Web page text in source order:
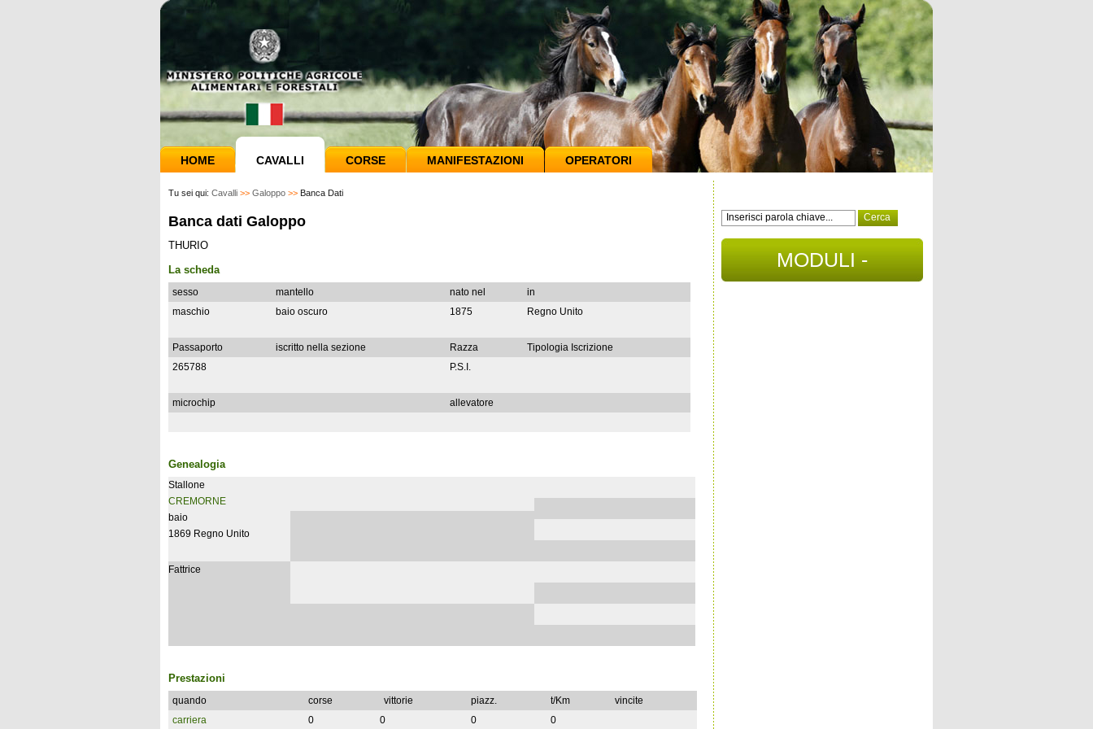
HOME CAVALLI CORSE MANIFESTAZIONI OPERATORI
Tu sei qui: Cavalli >> Galoppo >> Banca Dati
Banca dati Galoppo
THURIO
La scheda
sesso mantello nato nel
in
maschio
baio oscuro 1875 Regno Unito
Passaporto iscritto nella sezione Razza
Tipologia Iscrizione
265788
P.S.I.
microchip allevatore
Genealogia
Stallone
CREMORNE
baio
1869 Regno Unito
Fattrice
Prestazioni
quando corse vittorie piazz. t/Km
vincite
carriera
0 0 0 0
MODULI -